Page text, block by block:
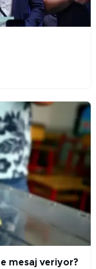
mesaj veriyor?